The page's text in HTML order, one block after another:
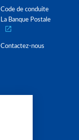
Code de conduite
La Banque Postale
Contactez-nous